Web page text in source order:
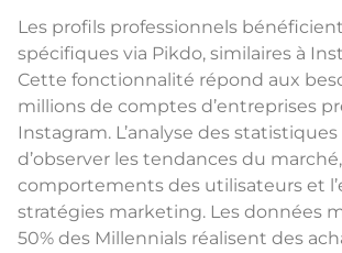
Les profils professionnels
spécifiques via Pikdo, similaires à
Cette fonctionnalité répond aux
millions de comptes d’entreprises
Instagram. L’analyse des
d’observer les tendances du
comportements des utilisateurs et
stratégies marketing. Les données
50% des Millennials réalisent des